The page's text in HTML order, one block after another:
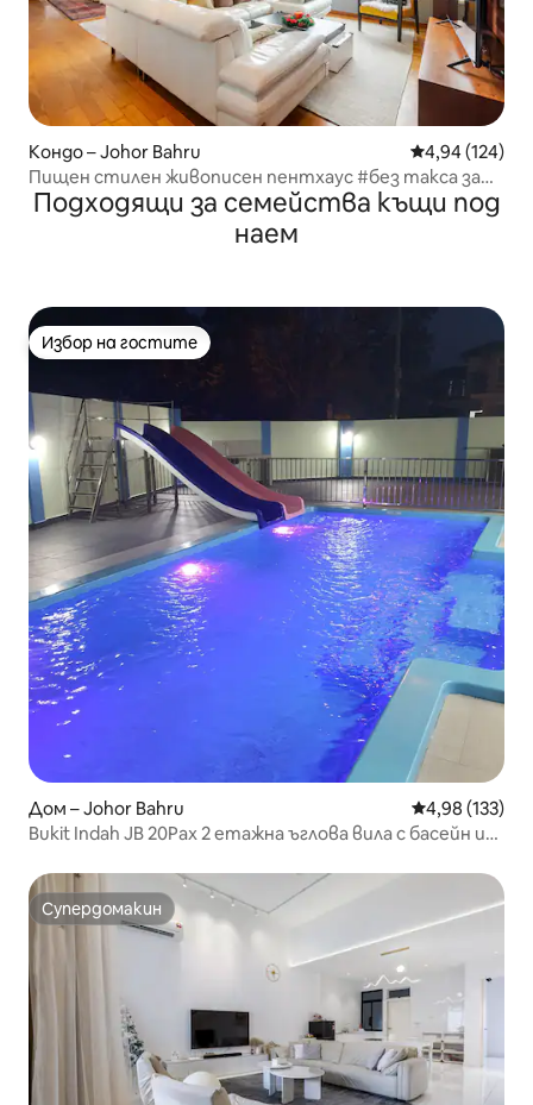
Кондо – Johor Bahru Средна
4,94 (124)
Пищен стилен живописен пентхаус #без такса за
услугата
Подходящи за семейства къщи под
наем
Избор на гостите
Избор на гостите
Дом – Johor Bahru Средна
4,98 (133)
Bukit Indah JB 20Pax 2 етажна ъглова вила с басейн и
Супердомакин
Супердомакин